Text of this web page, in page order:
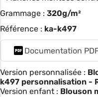
Grammage : 320g/m²
Référence : ka-k497
Documentation
Version personnalisée :
k497 personnalisation -
Version enfant : Blouson